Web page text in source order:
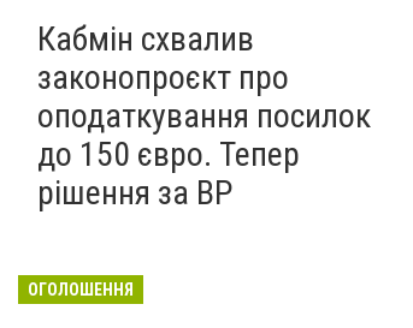
Кабмін схвалив
законопроєкт про
оподаткування посилок
до 150 євро. Тепер
рішення за ВР
ОГОЛОШЕННЯ